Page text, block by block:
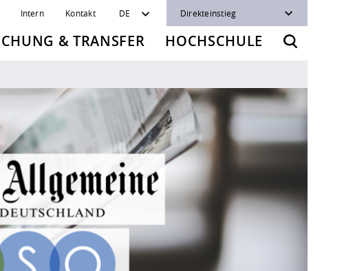
Intern Kontakt DE Direkteinstieg
& TRANSFER HOCHSCHULE